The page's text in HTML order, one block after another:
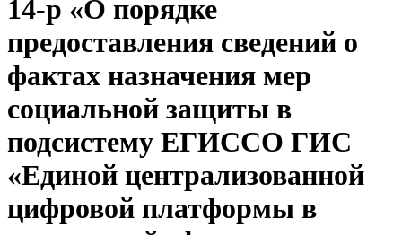
14-р «О порядке
предоставления сведений о
фактах назначения мер
социальной защиты в
подсистему ЕГИССО ГИС
«Единой централизованной
цифровой платформы в